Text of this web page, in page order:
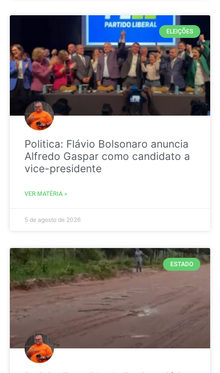
ELEIÇÕES
Politica: Flávio Bolsonaro anuncia
Alfredo Gaspar como candidato a
vice-presidente
VER MATÉRIA »
5 de agosto de 2026
ESTADO